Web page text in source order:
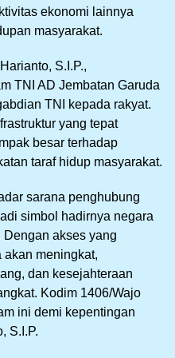
ekonomi lainnya
masyarakat.
S.I.P.,
TNI AD Jembatan Garuda
TNI kepada rakyat.
yang tepat
besar terhadap
taraf hidup masyarakat.
sarana penghubung
simbol hadirnya negara
akses yang
meningkat,
dan kesejahteraan
Kodim 1406/Wajo
ini demi kepentingan
S.I.P.